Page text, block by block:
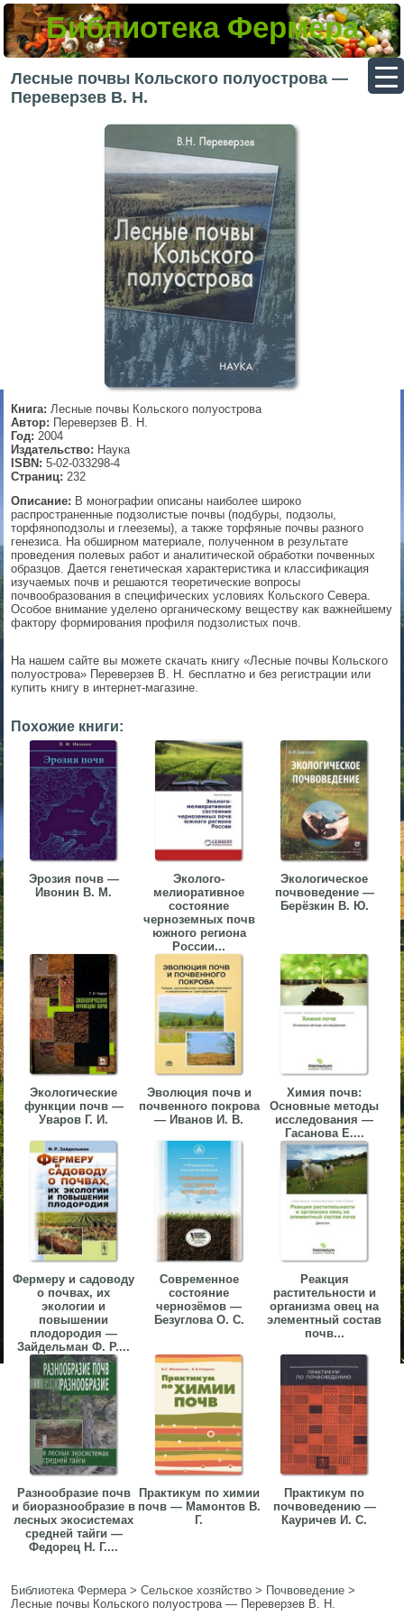
Библиотека Фермера
Лесные почвы Кольского полуострова —
Переверзев В. Н.
Книга: Лесные почвы Кольского полуострова
Автор: Переверзев В. Н.
Год: 2004
Издательство: Наука
ISBN: 5-02-033298-4
Страниц: 232
Описание: В монографии описаны наиболее широко
распространенные подзолистые почвы (подбуры, подзолы,
торфяноподзолы и глееземы), а также торфяные почвы разного
генезиса. На обширном материале, полученном в результате
проведения полевых работ и аналитической обработки почвенных
образцов. Дается генетическая характеристика и классификация
изучаемых почв и решаются теоретические вопросы
почвообразования в специфических условиях Кольского Севера.
Особое внимание уделено органическому веществу как важнейшему
фактору формирования профиля подзолистых почв.
На нашем сайте вы можете скачать книгу «Лесные почвы Кольского
полуострова» Переверзев В. Н. бесплатно и без регистрации или
купить книгу в интернет-магазине.
Похожие книги:
Эрозия почв —
Ивонин В. М.
Эколого-
мелиоративное
состояние
черноземных почв
южного региона
России...
Экологическое
почвоведение —
Берёзкин В. Ю.
Экологические
функции почв —
Уваров Г. И.
Эволюция почв и
почвенного покрова
— Иванов И. В.
Химия почв:
Основные методы
исследования —
Гасанова Е....
Фермеру и садоводу
о почвах, их
экологии и
повышении
плодородия —
Зайдельман Ф. Р....
Современное
состояние
чернозёмов —
Безуглова О. С.
Реакция
растительности и
организма овец на
элементный состав
почв...
Разнообразие почв
и биоразнообразие в
лесных экосистемах
средней тайги —
Федорец Н. Г....
Практикум по химии
почв — Мамонтов В.
Г.
Практикум по
почвоведению —
Кауричев И. С.
Библиотека Фермера>Сельское хозяйство > Почвоведение >
Лесные почвы Кольского полуострова — Переверзев В. Н.
▼
▼
▼
▼
▼
▼
▼